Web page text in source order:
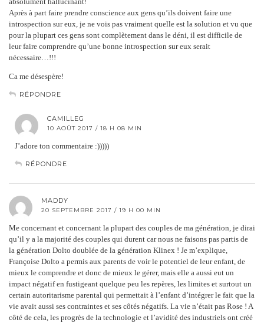
Après à part faire prendre conscience aux gens qu’ils doivent faire une
introspection sur eux, je ne vois pas vraiment quelle est la solution et vu que
pour la plupart ces gens sont complètement dans le déni, il est difficile de
leur faire comprendre qu’une bonne introspection sur eux serait
nécessaire…!!!
Ca me désespère!
RÉPONDRE
CAMILLEG
10 AOÛT 2017 / 18 H 08 MIN
J’adore ton commentaire :)))))
RÉPONDRE
MADDY
20 SEPTEMBRE 2017 / 19 H 00 MIN
Me concernant et concernant la plupart des couples de ma génération, je dirai
qu’il y a la majorité des couples qui durent car nous ne faisons pas partis de
la génération Dolto doublée de la génération Klinex ! Je m’explique,
Françoise Dolto a permis aux parents de voir le potentiel de leur enfant, de
mieux le comprendre et donc de mieux le gérer, mais elle a aussi eut un
impact négatif en fustigeant quelque peu les repères, les limites et surtout un
certain autoritarisme parental qui permettait à l’enfant d’intégrer le fait que la
vie avait aussi ses contraintes et ses côtés négatifs. La vie n’était pas Rose ! A
côté de cela, les progrès de la technologie et l’avidité des industriels ont créé